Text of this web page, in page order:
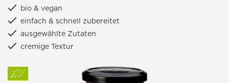
bio & vegan
einfach & schnell zubereitet
ausgewählte Zutaten
cremige Textur